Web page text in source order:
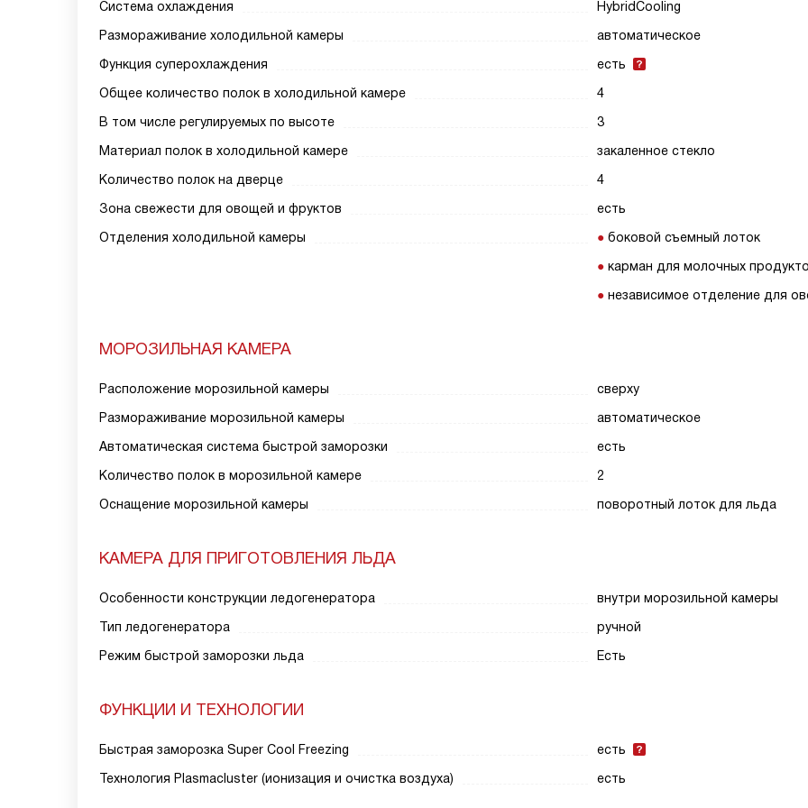
Система охлаждения
HybridCooling
Размораживание холодильной камеры
автоматическое
Функция суперохлаждения
есть
Общее количество полок в холодильной камере
4
В том числе регулируемых по высоте
3
Материал полок в холодильной камере
закаленное стекло
Количество полок на дверце
4
Зона свежести для овощей и фруктов
есть
Отделения холодильной камеры
боковой съемный лоток
карман для молочных
независимое отделение для
МОРОЗИЛЬНАЯ КАМЕРА
Расположение морозильной камеры
сверху
Размораживание морозильной камеры
автоматическое
Автоматическая система быстрой заморозки
есть
Количество полок в морозильной камере
2
Оснащение морозильной камеры
поворотный лоток для льда
КАМЕРА ДЛЯ ПРИГОТОВЛЕНИЯ ЛЬДА
Особенности конструкции ледогенератора
внутри морозильной камеры
Тип ледогенератора
ручной
Режим быстрой заморозки льда
Есть
ФУНКЦИИ И ТЕХНОЛОГИИ
Быстрая заморозка Super Cool Freezing
есть
Технология Plasmacluster (ионизация и очистка воздуха)
есть